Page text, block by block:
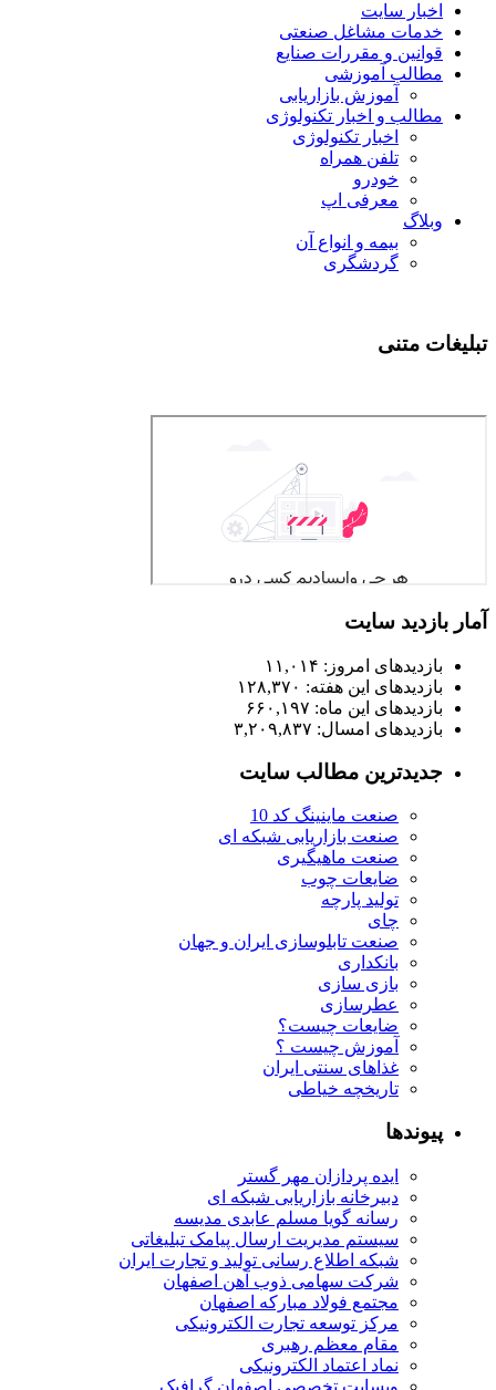
اخبار سایت
خدمات مشاغل صنعتی
قوانین و مقررات صنایع
مطالب آموزشی
آموزش بازاریابی
مطالب و اخبار تکنولوژی
اخبار تکنولوژی
تلفن همراه
خودرو
معرفی اپ
وبلاگ
بیمه و انواع آن
گردشگری
تبلیغات متنی
آمار بازدید سایت
بازدیدهای امروز: ۱۱,۰۱۴
بازدیدهای این هفته: ۱۲۸,۳۷۰
بازدیدهای این ماه: ۶۶۰,۱۹۷
بازدیدهای امسال: ۳,۲۰۹,۸۳۷
جدیدترین مطالب سایت
صنعت ماینینگ کد 10
صنعت بازاریابی شبکه ای
صنعت ماهیگیری
ضایعات چوب
تولید پارچه
چای
صنعت تابلوسازی ایران و جهان
بانکداری
بازی سازی
عطرسازی
ضایعات چیست؟
آموزش چیست ؟
غذاهای سنتی ایران
تاریخچه خیاطی
پیوندها
ایده پردازان مهر گستر
دبیرخانه بازاریابی شبکه ای
رسانه گویا مسلم عابدی مدیسه
سیستم مدیریت ارسال پیامک تبلیغاتی
شبکه اطلاع رسانی تولید و تجارت ایران
شرکت سهامی ذوب آهن اصفهان
مجتمع فولاد مبارکه اصفهان
مرکز توسعه تجارت الکترونیکی
مقام معظم رهبری
نماد اعتماد الکترونیکی
وبسایت تخصصی اصفهان گرافیک